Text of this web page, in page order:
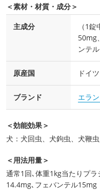
＜素材・材質・成分＞
主成分
（1
50mg
ンテ
原産国 ドイツ
ブランド エラ
＜効能効果＞
犬：犬回虫、犬鉤虫、犬鞭
＜用法用量＞
通常1回､体重1kg当たりプ
14.4mg､フェバンテル15mg